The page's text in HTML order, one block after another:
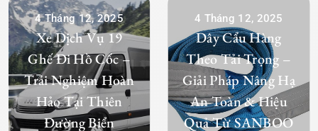
4 Tháng 12, 2025
Xe Dịch Vụ 19
Ghế Đi Hồ Cốc –
Trải Nghiệm Hoàn
Hảo Tại Thiên
Đường Biển
4 Tháng 12, 2025
Dây Cẩu Hàng
Theo Tải Trọng –
Giải Pháp Nâng Hạ
An Toàn & Hiệu
Quả Từ SANBOO